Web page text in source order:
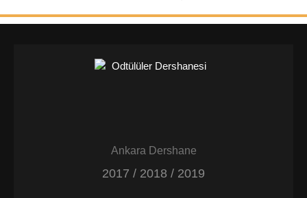
Ankara Dershane
2017 / 2018 / 2019